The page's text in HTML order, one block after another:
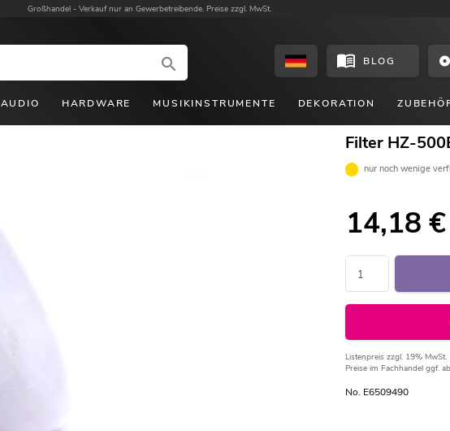
Großhandel - Verkauf nur an Gewerbetreibende. Preise zzgl. MwSt.
BLOG
AUDIO HARDWARE MUSIKINSTRUMENTE DEKORATION
Filter HZ-
nur noch wenige
14,18 €
Listenpreis zzgl. 19% MwSt.
Preise im Fachhandel ggf.
No. E6509490